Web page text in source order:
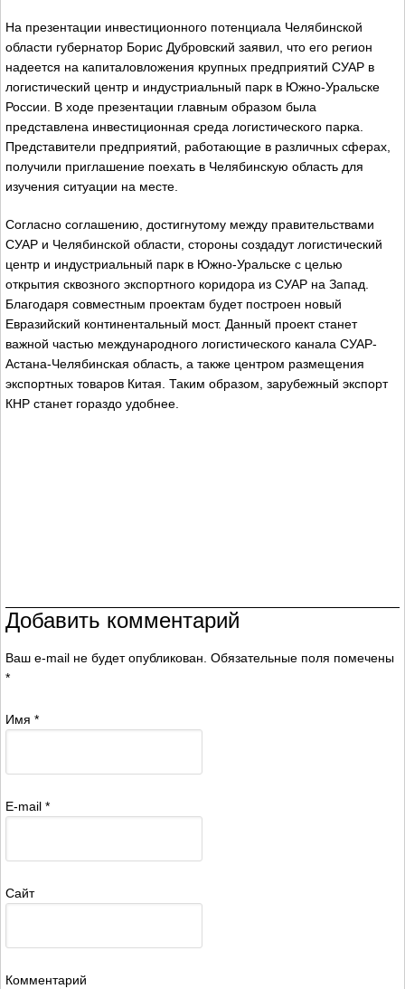
На презентации инвестиционного потенциала Челябинской
области губернатор Борис Дубровский заявил, что его регион
надеется на капиталовложения крупных предприятий СУАР в
логистический центр и индустриальный парк в Южно-Уральске
России. В ходе презентации главным образом была
представлена инвестиционная среда логистического парка.
Представители предприятий, работающие в различных сферах,
получили приглашение поехать в Челябинскую область для
изучения ситуации на месте.
Согласно соглашению, достигнутому между правительствами
СУАР и Челябинской области, стороны создадут логистический
центр и индустриальный парк в Южно-Уральске с целью
открытия сквозного экспортного коридора из СУАР на Запад.
Благодаря совместным проектам будет построен новый
Евразийский континентальный мост. Данный проект станет
важной частью международного логистического канала СУАР-
Астана-Челябинская область, а также центром размещения
экспортных товаров Китая. Таким образом, зарубежный экспорт
КНР станет гораздо удобнее.
Добавить комментарий
Ваш e-mail не будет опубликован. Обязательные поля помечены
*
Имя *
E-mail *
Сайт
Комментарий